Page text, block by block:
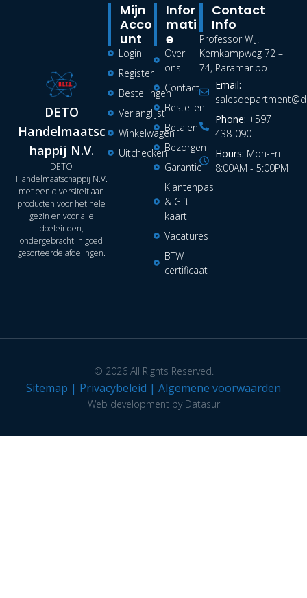
DETO
Handelmaatsc
happij N.V.
DETO
Handelmaatschappij N.V.
met een diversiteit aan
producten voor het hele
gezin en voor alle
doeleinden,
ondergebracht in goed
gesorteerde afdelingen.
Infor
Mati
E
Over
ons
Contact
Bestellen
Betalen
Bezorgen
Garantie
Klantenpas
& Gift
kaart
Vacatures
BTW
certificaat
Mijn
Acco
Unt
Login
Register
Bestellingen
Verlanglijst
Winkelwagen
Uitchecken
Contact
Info
Professor W.J.
Kernkampweg 72 –
74, Paramaribo
Email:
Phone: +597
438-090
Hours: Mon-Fri
8:00AM - 5:00PM
© 2026 All Rights Reserved.
Sitemap | Privacybeleid | Algemene voorwaarden
Web development by Datasur